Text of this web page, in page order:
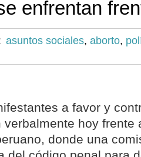
enfrentan
asuntos sociales, aborto,
a favor y
verbalmente hoy frente
donde una